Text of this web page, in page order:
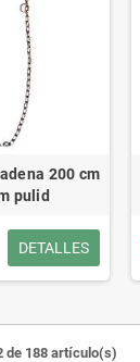
200 cm
pulid
DETALLES
de 188 artículo(s)